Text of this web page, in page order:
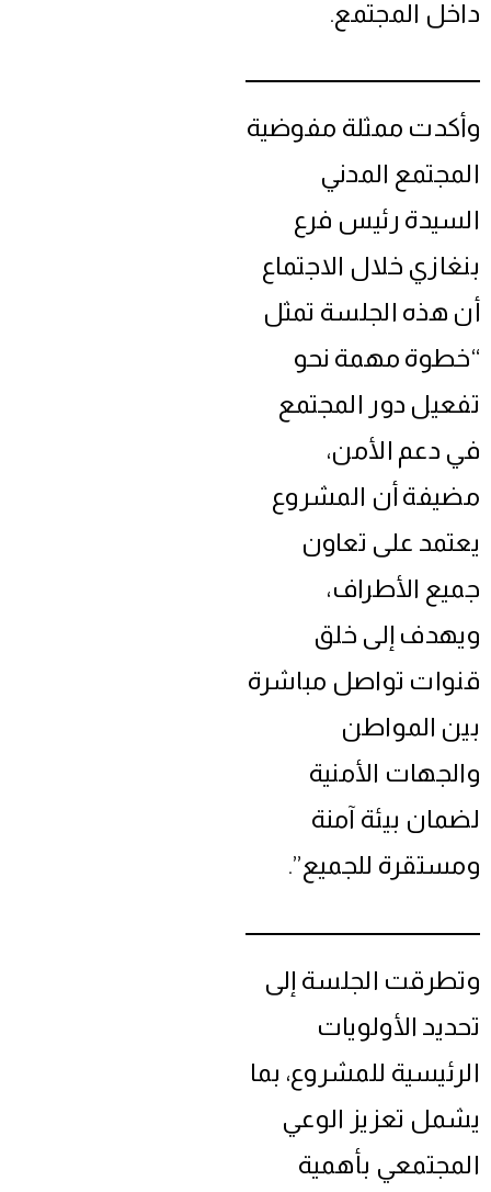
داخل المجتمع.
وأكدت ممثلة مفوضية
المجتمع المدني
السيدة رئيس فرع
بنغازي خلال الاجتماع
أن هذه الجلسة تمثل
“خطوة مهمة نحو
تفعيل دور المجتمع
في دعم الأمن،
مضيفة أن المشروع
يعتمد على تعاون
جميع الأطراف،
ويهدف إلى خلق
قنوات تواصل مباشرة
بين المواطن
والجهات الأمنية
لضمان بيئة آمنة
ومستقرة للجميع”.
وتطرقت الجلسة إلى
تحديد الأولويات
الرئيسية للمشروع، بما
يشمل تعزيز الوعي
المجتمعي بأهمية